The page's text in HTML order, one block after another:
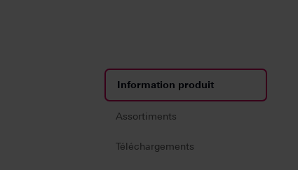
Information produit
Assortiments
Téléchargements